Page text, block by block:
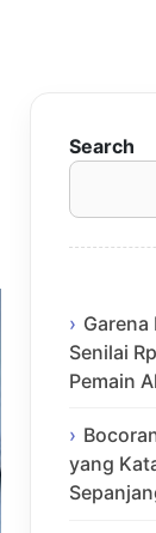
Search
Garena
Senilai
Pemain
yang